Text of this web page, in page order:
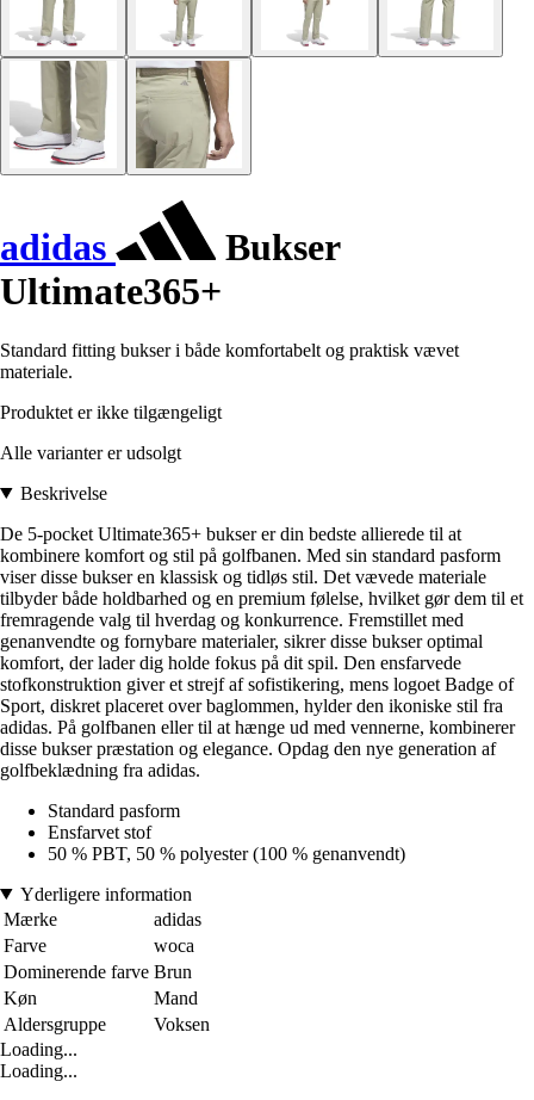
adidas
Bukser
Ultimate365+
Standard fitting bukser i både komfortabelt og praktisk vævet
materiale.
Produktet er ikke tilgængeligt
Alle varianter er udsolgt
Beskrivelse
De 5-pocket Ultimate365+ bukser er din bedste allierede til at
kombinere komfort og stil på golfbanen. Med sin standard pasform
viser disse bukser en klassisk og tidløs stil. Det vævede materiale
tilbyder både holdbarhed og en premium følelse, hvilket gør dem til et
fremragende valg til hverdag og konkurrence. Fremstillet med
genanvendte og fornybare materialer, sikrer disse bukser optimal
komfort, der lader dig holde fokus på dit spil. Den ensfarvede
stofkonstruktion giver et strejf af sofistikering, mens logoet Badge of
Sport, diskret placeret over baglommen, hylder den ikoniske stil fra
adidas. På golfbanen eller til at hænge ud med vennerne, kombinerer
disse bukser præstation og elegance. Opdag den nye generation af
golfbeklædning fra adidas.
Standard pasform
Ensfarvet stof
50 % PBT, 50 % polyester (100 % genanvendt)
Yderligere information
Mærke
adidas
Farve
woca
Dominerende farve Brun
Køn
Mand
Aldersgruppe
Voksen
Loading...
Loading...